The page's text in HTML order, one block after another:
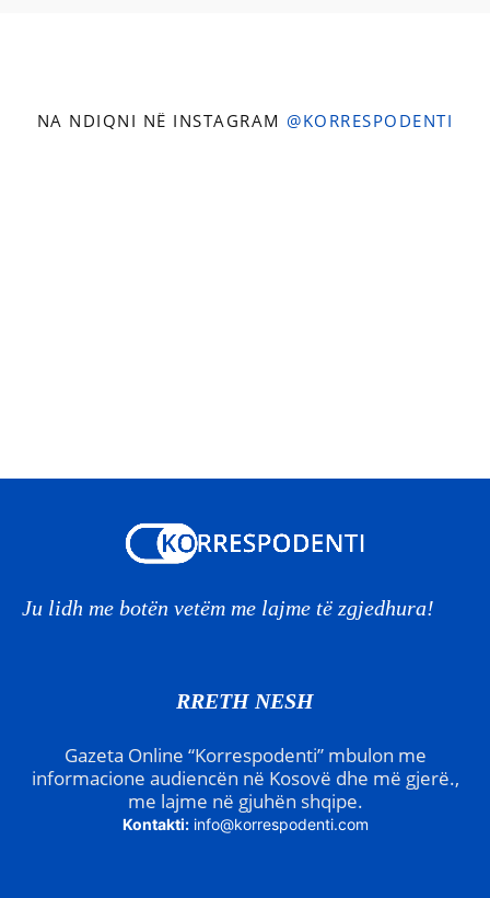
NA NDIQNI NË INSTAGRAM @KORRESPODENTI
Ju lidh me botën vetëm me lajme të zgjedhura!
RRETH NESH
Gazeta Online “Korrespodenti” mbulon me
informacione audiencën në Kosovë dhe më gjerë.,
me lajme në gjuhën shqipe.
Kontakti: info@korrespodenti.com